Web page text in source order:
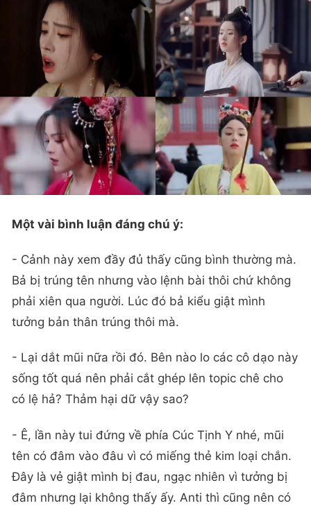
Một vài bình luận đáng chú ý:
- Cảnh này xem đầy đủ thấy cũng bình thường mà.
Bả bị trúng tên nhưng vào lệnh bài thôi chứ không
phải xiên qua người. Lúc đó bả kiểu giật mình
tưởng bản thân trúng thôi mà.
- Lại dắt mũi nữa rồi đó. Bên nào lo các cô dạo này
sống tốt quá nên phải cắt ghép lên topic chê cho
có lệ hả? Thảm hại dữ vậy sao?
- Ê, lần này tui đứng về phía Cúc Tịnh Y nhé, mũi
tên có đâm vào đâu vì có miếng thẻ kim loại chắn.
Đây là vẻ giật mình bị đau, ngạc nhiên vì tưởng bị
đâm nhưng lại không thấy ấy. Anti thì cũng nên có